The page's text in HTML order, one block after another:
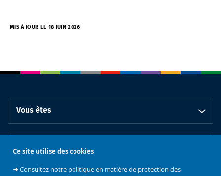
Ce site utilise des cookies
➜Consultez notre politique en matière de protection des
MIS À JOUR LE 18 JUIN 2026
Vous êtes